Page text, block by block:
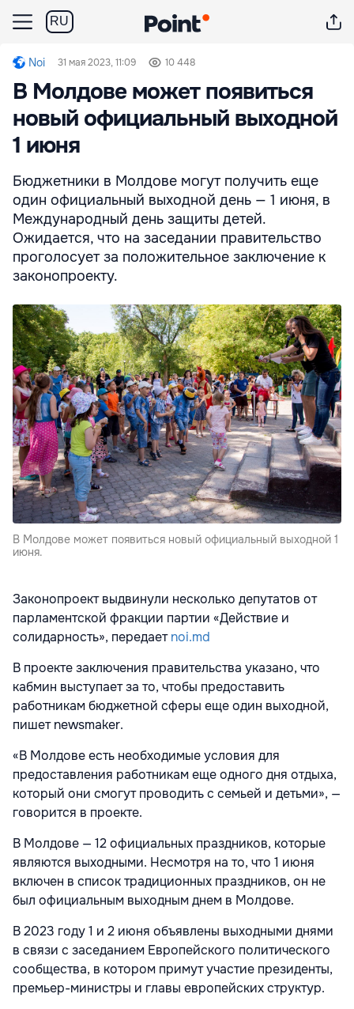
RU
Noi 31 мая 2023, 11:09 10 448
В Молдове может появиться
новый официальный выходной
1 июня
Бюджетники в Молдове могут получить еще
один официальный выходной день — 1 июня, в
Международный день защиты детей.
Ожидается, что на заседании правительство
проголосует за положительное заключение к
законопроекту.
В Молдове может появиться новый официальный выходной 1
июня.
Законопроект выдвинули несколько депутатов от
парламентской фракции партии «Действие и
солидарность», передаетnoi.md
В проекте заключения правительства указано, что
кабмин выступает за то, чтобы предоставить
работникам бюджетной сферы еще один выходной,
пишет newsmaker.
«В Молдове есть необходимые условия для
предоставления работникам еще одного дня отдыха,
который они смогут проводить с семьей и детьми», —
говорится в проекте.
В Молдове — 12 официальных праздников, которые
являются выходными. Несмотря на то, что 1 июня
включен в список традиционных праздников, он не
был официальным выходным днем в Молдове.
В 2023 году 1 и 2 июня объявлены выходными днями
в связи с заседанием Европейского политического
сообщества, в котором примут участие президенты,
премьер-министры и главы европейских структур.